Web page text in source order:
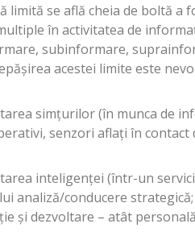
limită se află cheia de boltă
în activitatea de
subinformare,
acestei limite este
simţurilor (în munca de
senzori aflaţi în contact
inteligenţei (într-un
analiză/conducere
şi dezvoltare – atât